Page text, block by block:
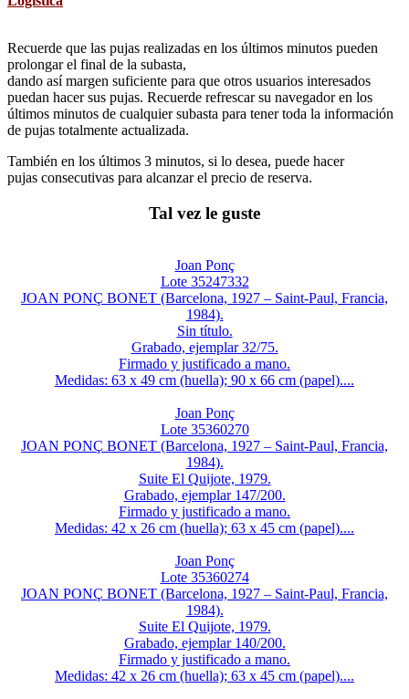
Recuerde que las pujas realizadas en los últimos minutos pueden
prolongar el final de la subasta,
dando así margen suficiente para que otros usuarios interesados
puedan hacer sus pujas. Recuerde refrescar su navegador en los
últimos minutos de cualquier subasta para tener toda la información
de pujas totalmente actualizada.
También en los últimos 3 minutos, si lo desea, puede hacer
pujas consecutivas para alcanzar el precio de reserva.
Tal vez le guste
Joan Ponç
Lote 35247332
JOAN PONÇ BONET (Barcelona, 1927 – Saint-Paul, Francia,
1984).
Sin título.
Grabado, ejemplar 32/75.
Firmado y justificado a mano.
Medidas: 63 x 49 cm (huella); 90 x 66 cm (papel)....
Joan Ponç
Lote 35360270
JOAN PONÇ BONET (Barcelona, 1927 – Saint-Paul, Francia,
1984).
Suite El Quijote, 1979.
Grabado, ejemplar 147/200.
Firmado y justificado a mano.
Medidas: 42 x 26 cm (huella); 63 x 45 cm (papel)....
Joan Ponç
Lote 35360274
JOAN PONÇ BONET (Barcelona, 1927 – Saint-Paul, Francia,
1984).
Suite El Quijote, 1979.
Grabado, ejemplar 140/200.
Firmado y justificado a mano.
Medidas: 42 x 26 cm (huella); 63 x 45 cm (papel)....